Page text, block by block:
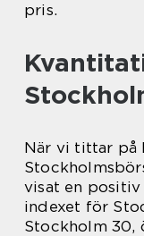
pris.
När vi tittar på
visat en
indexet för
Stockholm 30,